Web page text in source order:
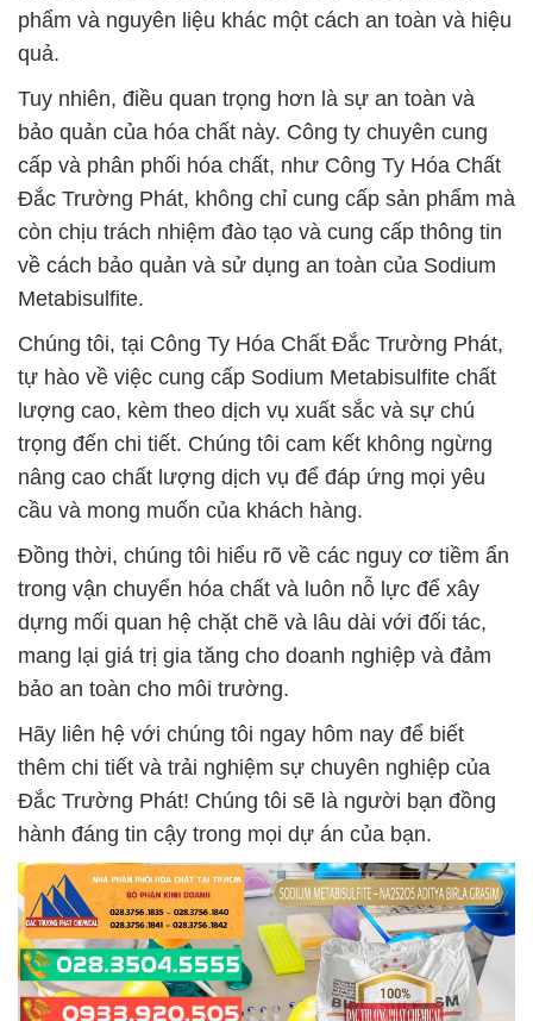
phẩm và nguyên liệu khác một cách an toàn và hiệu
quả.
Tuy nhiên, điều quan trọng hơn là sự an toàn và
bảo quản của hóa chất này. Công ty chuyên cung
cấp và phân phối hóa chất, như Công Ty Hóa Chất
Đắc Trường Phát, không chỉ cung cấp sản phẩm mà
còn chịu trách nhiệm đào tạo và cung cấp thông tin
về cách bảo quản và sử dụng an toàn của Sodium
Metabisulfite.
Chúng tôi, tại Công Ty Hóa Chất Đắc Trường Phát,
tự hào về việc cung cấp Sodium Metabisulfite chất
lượng cao, kèm theo dịch vụ xuất sắc và sự chú
trọng đến chi tiết. Chúng tôi cam kết không ngừng
nâng cao chất lượng dịch vụ để đáp ứng mọi yêu
cầu và mong muốn của khách hàng.
Đồng thời, chúng tôi hiểu rõ về các nguy cơ tiềm ẩn
trong vận chuyển hóa chất và luôn nỗ lực để xây
dựng mối quan hệ chặt chẽ và lâu dài với đối tác,
mang lại giá trị gia tăng cho doanh nghiệp và đảm
bảo an toàn cho môi trường.
Hãy liên hệ với chúng tôi ngay hôm nay để biết
thêm chi tiết và trải nghiệm sự chuyên nghiệp của
Đắc Trường Phát! Chúng tôi sẽ là người bạn đồng
hành đáng tin cậy trong mọi dự án của bạn.